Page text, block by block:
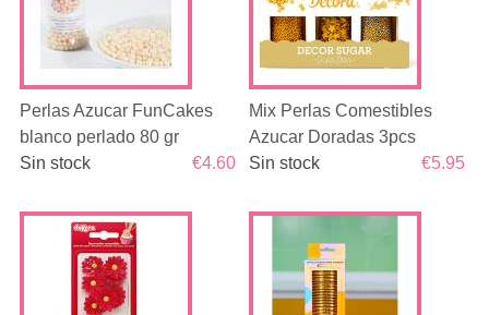
Perlas Azucar FunCakes
blanco perlado 80 gr
€4.60
Sin stock
Mix Perlas Comestibles
Azucar Doradas 3pcs
€5.95
Sin stock